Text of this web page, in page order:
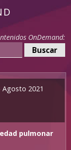
OnDemand:
Agosto 2021
pulmonar